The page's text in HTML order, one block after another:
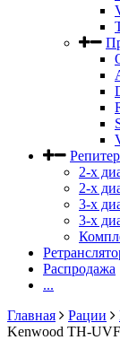
2-х
2-х
3-х
3-х
Распродажа
...
Главная
Рации
Kenwood TH-